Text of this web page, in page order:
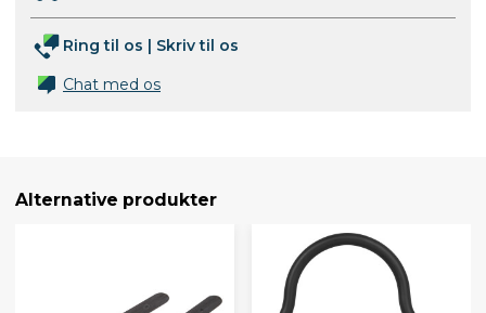
Ring til os | Skriv til os
Chat med os
Alternative produkter